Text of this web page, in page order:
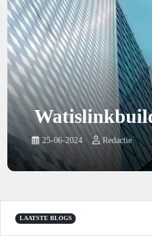
25-06-2024 Redactie
LAATSTE BLOGS